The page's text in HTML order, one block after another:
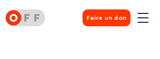
Faire un don